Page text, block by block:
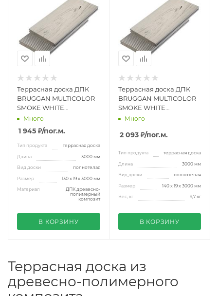
Террасная доска ДПК
BRUGGAN MULTICOLOR
SMOKE WHITE
130x19x3000 мм
Много
1 945 ₽/пог.м.
Тип продукта террасная доска
Длина 3000 мм
Вид доски полнотелая
Размер 130 x 19 x 3000 мм
Материал
ДПК древесно-
полимерный
композит
В КОРЗИНУ
Террасная доска ДПК
BRUGGAN MULTICOLOR
SMOKE WHITE
140x19x3000 мм
Много
2 093 ₽/пог.м.
Тип продукта террасная доска
Длина 3000 мм
Вид доски полнотелая
Размер 140 x 19 x 3000 мм
Вес, кг 9,7 кг
В КОРЗИНУ
Террасная доска из
древесно-полимерного